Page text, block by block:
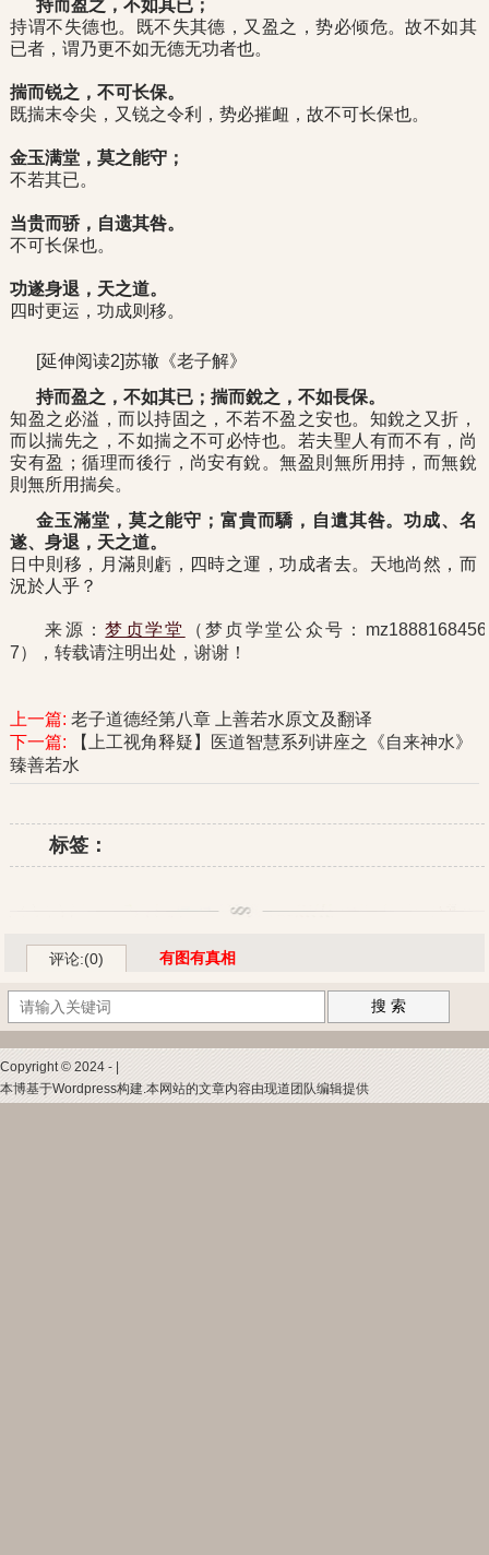
持而盈之，不如其已；
持谓不失德也。既不失其德，又盈之，势必倾危。故不如其
已者，谓乃更不如无德无功者也。
揣而锐之，不可长保。
既揣末令尖，又锐之令利，势必摧衄，故不可长保也。
金玉满堂，莫之能守；
不若其已。
当贵而骄，自遗其咎。
不可长保也。
功遂身退，天之道。
四时更运，功成则移。
[延伸阅读2]苏辙《老子解》
持而盈之，不如其已；揣而銳之，不如長保。
知盈之必溢，而以持固之，不若不盈之安也。知銳之又折，
而以揣先之，不如揣之不可必恃也。若夫聖人有而不有，尚
安有盈；循理而後行，尚安有銳。無盈則無所用持，而無銳
則無所用揣矣。
金玉滿堂，莫之能守；富貴而驕，自遺其咎。功成、名
遂、身退，天之道。
日中則移，月滿則虧，四時之運，功成者去。天地尚然，而
況於人乎？
来源：梦贞学堂
（梦贞学堂公众号：mz1888168456
7），转载请注明出处，谢谢！
上一篇:老子道德经第八章 上善若水原文及翻译
下一篇:
【上工视角释疑】医道智慧系列讲座之《自来神水》
臻善若水
标签：
评论:(0) 有图有真相
搜 索
Copyright © 2024 - |
本博基于Wordpress构建.本网站的文章内容由现道团队编辑提供